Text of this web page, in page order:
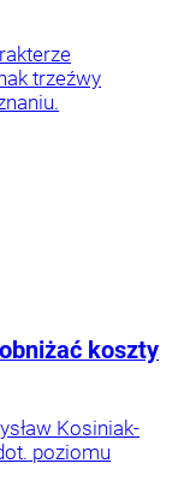
trzeźwy
koszty
Kosiniak-
poziomu